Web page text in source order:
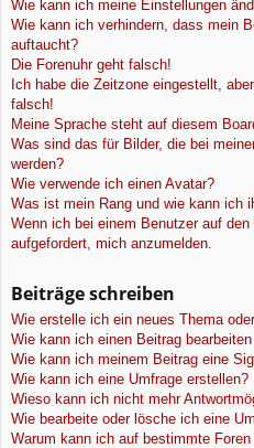
Wie kann ich meine Einstellungen
Wie kann ich verhindern, dass mein
auftaucht?
Die Forenuhr geht falsch!
Ich habe die Zeitzone eingestellt,
falsch!
Meine Sprache steht auf diesem
Was sind das für Bilder, die bei
werden?
Wie verwende ich einen Avatar?
Was ist mein Rang und wie kann ich
Wenn ich bei einem Benutzer auf
aufgefordert, mich anzumelden.
Beiträge schreiben
Wie erstelle ich ein neues Thema
Wie kann ich einen Beitrag
Wie kann ich meinem Beitrag eine
Wie kann ich eine Umfrage erstellen?
Wieso kann ich nicht mehr
Wie bearbeite oder lösche ich eine
Warum kann ich auf bestimmte